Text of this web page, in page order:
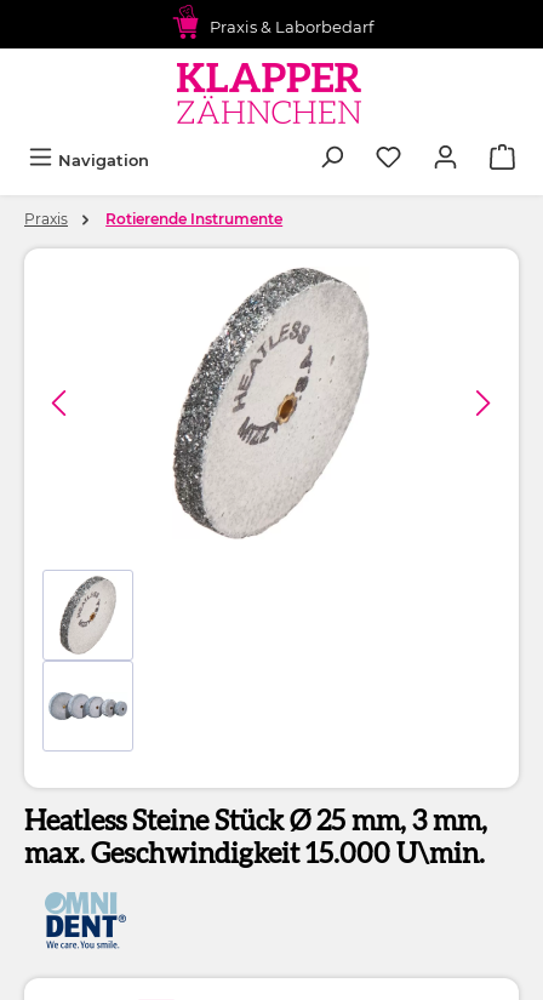
Praxis & Laborbedarf
Navigation
Praxis Rotierende Instrumente
Heatless Steine Stück Ø 25 mm, 3 mm,
max. Geschwindigkeit 15.000 U\min.